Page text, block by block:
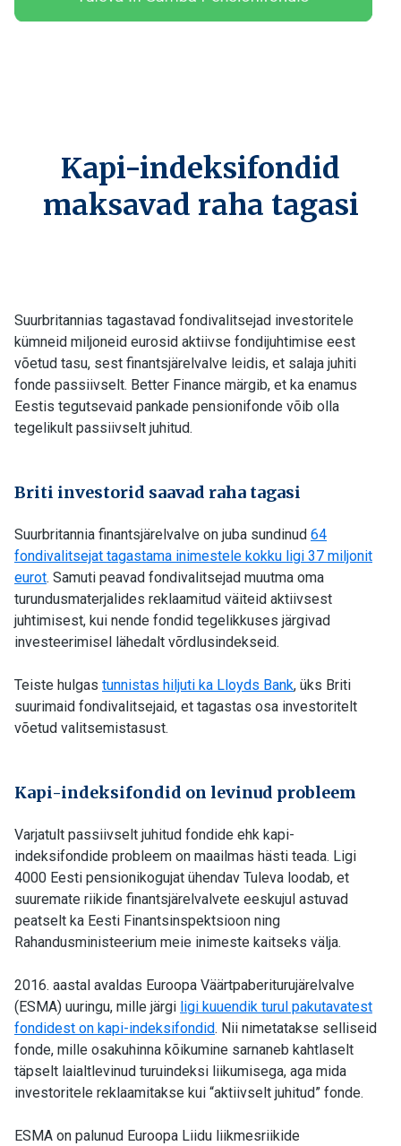
Kapi-indeksifondid
maksavad raha tagasi
Suurbritannias tagastavad fondivalitsejad investoritele
kümneid miljoneid eurosid aktiivse fondijuhtimise eest
võetud tasu, sest finantsjärelvalve leidis, et salaja juhiti
fonde passiivselt. Better Finance märgib, et ka enamus
Eestis tegutsevaid pankade pensionifonde võib olla
tegelikult passiivselt juhitud.
Briti investorid saavad raha tagasi
Suurbritannia finantsjärelvalve on juba sundinud 64
fondivalitsejat tagastama inimestele kokku ligi 37 miljonit
eurot. Samuti peavad fondivalitsejad muutma oma
turundusmaterjalides reklaamitud väiteid aktiivsest
juhtimisest, kui nende fondid tegelikkuses järgivad
investeerimisel lähedalt võrdlusindekseid.
Teiste hulgas tunnistas hiljuti ka Lloyds Bank, üks Briti
suurimaid fondivalitsejaid, et tagastas osa investoritelt
võetud valitsemistasust.
Kapi-indeksifondid on levinud probleem
Varjatult passiivselt juhitud fondide ehk kapi-
indeksifondide probleem on maailmas hästi teada. Ligi
4000 Eesti pensionikogujat ühendav Tuleva loodab, et
suuremate riikide finantsjärelvalvete eeskujul astuvad
peatselt ka Eesti Finantsinspektsioon ning
Rahandusministeerium meie inimeste kaitseks välja.
2016. aastal avaldas Euroopa Väärtpaberiturujärelvalve
(ESMA) uuringu, mille järgi ligi kuuendik turul pakutavatest
fondidest on kapi-indeksifondid. Nii nimetatakse selliseid
fonde, mille osakuhinna kõikumine sarnaneb kahtlaselt
täpselt laialtlevinud turuindeksi liikumisega, aga mida
investoritele reklaamitakse kui “aktiivselt juhitud” fonde.
ESMA on palunud Euroopa Liidu liikmesriikide